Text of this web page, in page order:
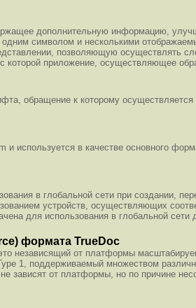
дополнительную информацию,
одним символом и несколькими
позволяющую осуществлять
приложение, осуществляющее
обращение к которому
и используется в качестве основного
в глобальной сети при создании,
устройств, осуществляющих
для использования в глобальной сети
формата TrueDoc
независящий от платформы
1, поддерживаемый множеством
зависят от платформы, но по причине